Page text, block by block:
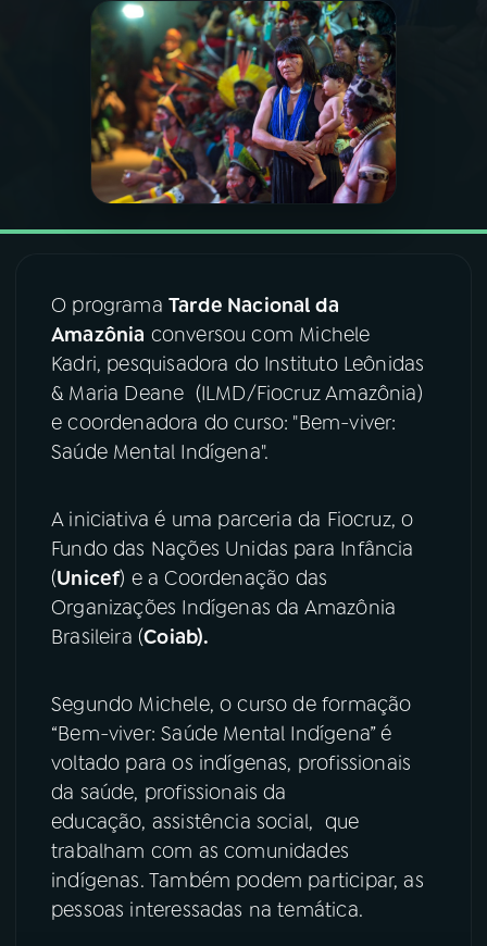
PROGRAMAS
PODCASTS
VIDEOCASTS
08FESTIVAL DE MÚSICA
ACOMPANHE A RÁDIO NACIONAL
YouTube Facebook
Instagram X
O programa Tarde Nacional da
Amazônia conversou com Michele
Kadri, pesquisadora do Instituto Leônidas
& Maria Deane (ILMD/Fiocruz Amazônia)
e coordenadora do curso: "Bem-viver:
Saúde Mental Indígena".
A iniciativa é uma parceria da Fiocruz, o
Fundo das Nações Unidas para Infância
(Unicef) e a Coordenação das
Organizações Indígenas da Amazônia
Brasileira (Coiab).
Segundo Michele, o curso de formação
“Bem-viver: Saúde Mental Indígena” é
voltado para os indígenas, profissionais
da saúde, profissionais da
educação, assistência social, que
trabalham com as comunidades
indígenas. Também podem participar, as
pessoas interessadas na temática.